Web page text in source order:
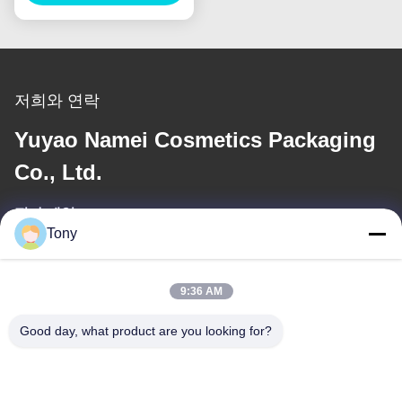
저희와 연락
Yuyao Namei Cosmetics Packaging
Co., Ltd.
전자 메일
Tony
9:36 AM
Good day, what product are you looking for?